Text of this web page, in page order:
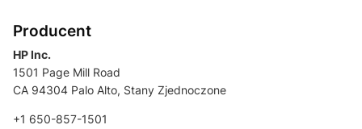
Producent
HP Inc.
1501 Page Mill Road
CA 94304 Palo Alto, Stany Zjednoczone
+1 650-857-1501